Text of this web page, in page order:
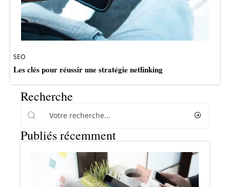
SEO
Les clés pour réussir une stratégie netlinking
Recherche
Publiés récemment